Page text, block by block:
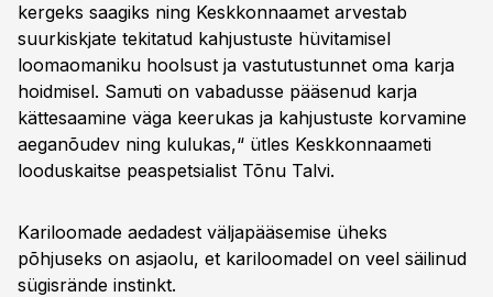
kergeks saagiks ning Keskkonnaamet arvestab
suurkiskjate tekitatud kahjustuste hüvitamisel
loomaomaniku hoolsust ja vastutustunnet oma karja
hoidmisel. Samuti on vabadusse pääsenud karja
kättesaamine väga keerukas ja kahjustuste korvamine
aeganõudev ning kulukas,“ ütles Keskkonnaameti
looduskaitse peaspetsialist Tõnu Talvi.
Kariloomade aedadest väljapääsemise üheks
põhjuseks on asjaolu, et kariloomadel on veel säilinud
sügisrände instinkt.